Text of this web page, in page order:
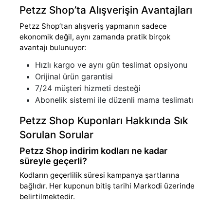
Petzz Shop’ta Alışverişin Avantajları
Petzz Shop’tan alışveriş yapmanın sadece
ekonomik değil, aynı zamanda pratik birçok
avantajı bulunuyor:
Hızlı kargo ve aynı gün teslimat opsiyonu
Orijinal ürün garantisi
7/24 müşteri hizmeti desteği
Abonelik sistemi ile düzenli mama teslimatı
Petzz Shop Kuponları Hakkında Sık
Sorulan Sorular
Petzz Shop indirim kodları ne kadar
süreyle geçerli?
Kodların geçerlilik süresi kampanya şartlarına
bağlıdır. Her kuponun bitiş tarihi Markodi üzerinde
belirtilmektedir.